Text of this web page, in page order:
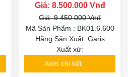
Giá: 8.500.000 Vnđ
Giá: 9.450.000 Vnđ
Mã Sản Phẩm : BK01.6.600
Hãng Sản Xuất: Garis
Xuất xứ:
Xem chi tiết